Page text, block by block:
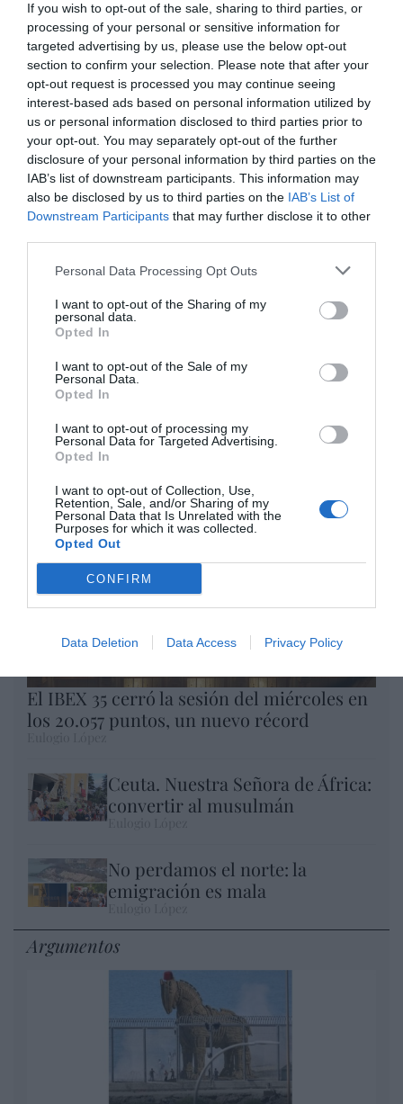
If you wish to opt-out of the sale, sharing to third parties, or
processing of your personal or sensitive information for
targeted advertising by us, please use the below opt-out
section to confirm your selection. Please note that after your
opt-out request is processed you may continue seeing
interest-based ads based on personal information utilized by
us or personal information disclosed to third parties prior to
your opt-out. You may separately opt-out of the further
disclosure of your personal information by third parties on the
IAB’s list of downstream participants. This information may
also be disclosed by us to third parties on the IAB’s List of
Downstream Participants that may further disclose it to other
Personal Data Processing Opt Outs
I want to opt-out of the Sharing of my
personal data.
Opted In
I want to opt-out of the Sale of my
Personal Data.
Opted In
I want to opt-out of processing my
Personal Data for Targeted Advertising.
Opted In
I want to opt-out of Collection, Use,
Retention, Sale, and/or Sharing of my
Personal Data that Is Unrelated with the
Purposes for which it was collected.
Opted Out
CONFIRM
Data Deletion Data Access Privacy Policy
Marcelo Gullo: “El trabajo de desmitificar la
historia, de poner la verdadera, de
desmontar la falsificación, es un trabajo
cristiano"
por Hispanidad
Artículos anteriores
DIARIO DE LA CORRUPCIÓN SANCHISTA
Diario de la corrupción sanchista. La
Audiencia Nacional prorroga seis meses la
investigación del caso Koldo, ante el
por Redacción
Enormes minucias
por Eulogio López
El IBEX 35 cerró la sesión del miércoles en
los 20.057 puntos, un nuevo récord
Ceuta. Nuestra Señora de África:
convertir al musulmán
No perdamos el norte: la
emigración es mala
Argumentos